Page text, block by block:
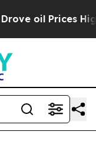
oil Prices